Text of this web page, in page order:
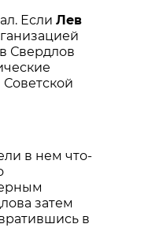
Если Лев
Свердлов
в нем что-
затем
в